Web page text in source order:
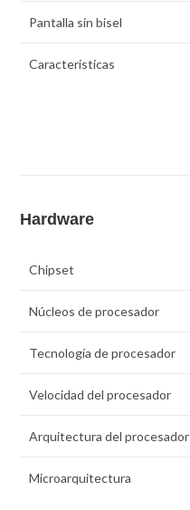
Pantalla sin bisel
Características
Hardware
Chipset
Núcleos de procesador
Tecnología de procesador
Velocidad del procesador
Arquitectura del procesador
Microarquitectura